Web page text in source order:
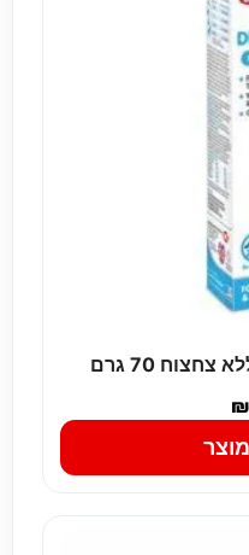
70 גרם
₪